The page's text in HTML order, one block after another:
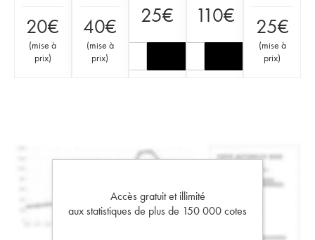
20€
(mise à
prix)
40€
(mise à
prix)
25€ 110€ 25€
(mise à
prix)
Accès gratuit et illimité
aux statistiques de plus de 150 000 cotes